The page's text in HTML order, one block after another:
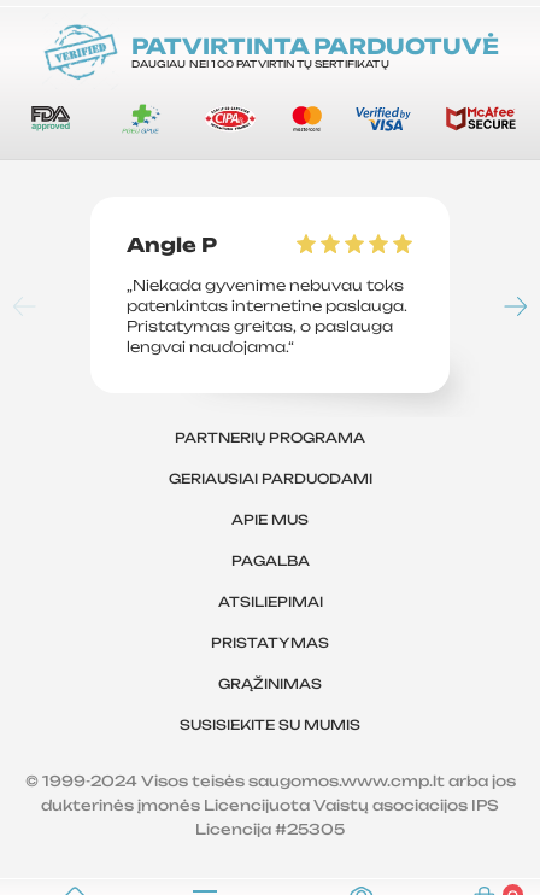
PATVIRTINTA PARDUOTUVĖ
DAUGIAU NEI 100 PATVIRTINTŲ SERTIFIKATŲ
Angle P
„Niekada gyvenime nebuvau toks
patenkintas internetine paslauga.
Pristatymas greitas, o paslauga
lengvai naudojama.“
PARTNERIŲ PROGRAMA
GERIAUSIAI PARDUODAMI
APIE MUS
PAGALBA
ATSILIEPIMAI
PRISTATYMAS
GRĄŽINIMAS
SUSISIEKITE SU MUMIS
© 1999-2024 Visos teisės saugomos.www.cmp.lt arba jos
dukterinės įmonės Licencijuota Vaistų asociacijos IPS
Licencija #25305